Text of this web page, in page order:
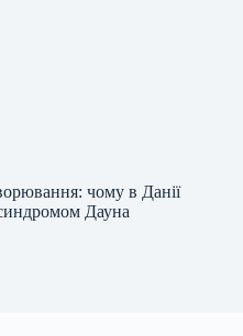
чому в Данії
Дауна